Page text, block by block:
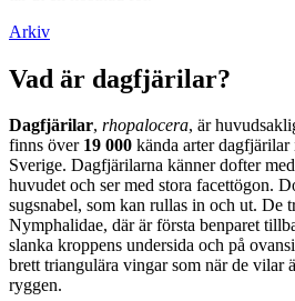
Arkiv
Vad är dagfjärilar?
Dagfjärilar, rhopalocera, är
finns över 19 000 kända arter
Sverige. Dagfjärilarna känner dofter
huvudet och ser med stora facettögon.
sugsnabel, som kan rullas in och ut. De
Nymphalidae, där är första benparet
slanka kroppens undersida och på
brett triangulära vingar som när de vilar
ryggen.